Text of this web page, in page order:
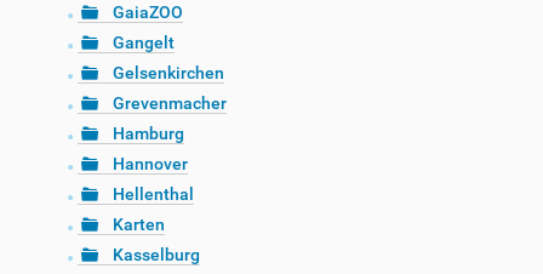
GaiaZOO
Gangelt
Gelsenkirchen
Grevenmacher
Hamburg
Hannover
Hellenthal
Karten
Kasselburg